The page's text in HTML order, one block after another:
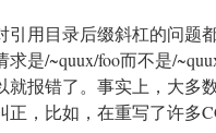
引用目录后缀斜杠的问题
求是/~quux/foo而不是/
就报错了。事实上，大多
正，比如，在重写了许多